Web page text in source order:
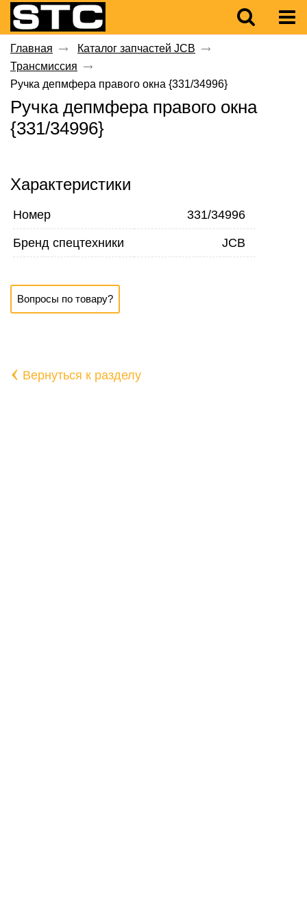
Главная
Каталог запчастей JCB
Трансмиссия
Ручка депмфера правого окна {331/34996}
Ручка депмфера правого окна
{331/34996}
Характеристики
Номер 331/34996
Бренд спецтехники JCB
Вопросы по товару?
‹ Вернуться к разделу